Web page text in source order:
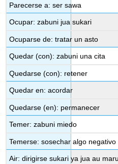
Parecerse a: ser sawa
Ocupar: zabuni jua sukari
Ocuparse de: tratar un asto
Quedar (con): zabuni una cita
Quedarse (con): retener
Quedar en: acordar
Quedarse (en): permanecer
Temer: zabuni miedo
Temerse: sosechar algo negativo
Air: dirigirse sukari ya jua au